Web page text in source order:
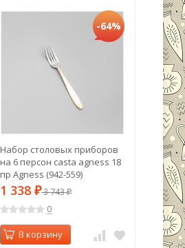
-64%
Набор столовых приборов
на 6 персон casta agness 18
пр Agness (942-559)
1 338₽3 743₽
0
В корзину